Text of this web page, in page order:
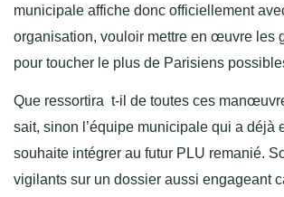
municipale affiche donc officiellement
organisation, vouloir mettre en œuvre les
pour toucher le plus de Parisiens
Que ressortira t-il de toutes ces
sait, sinon l’équipe municipale qui a déjà
souhaite intégrer au futur PLU remanié.
vigilants sur un dossier aussi engageant